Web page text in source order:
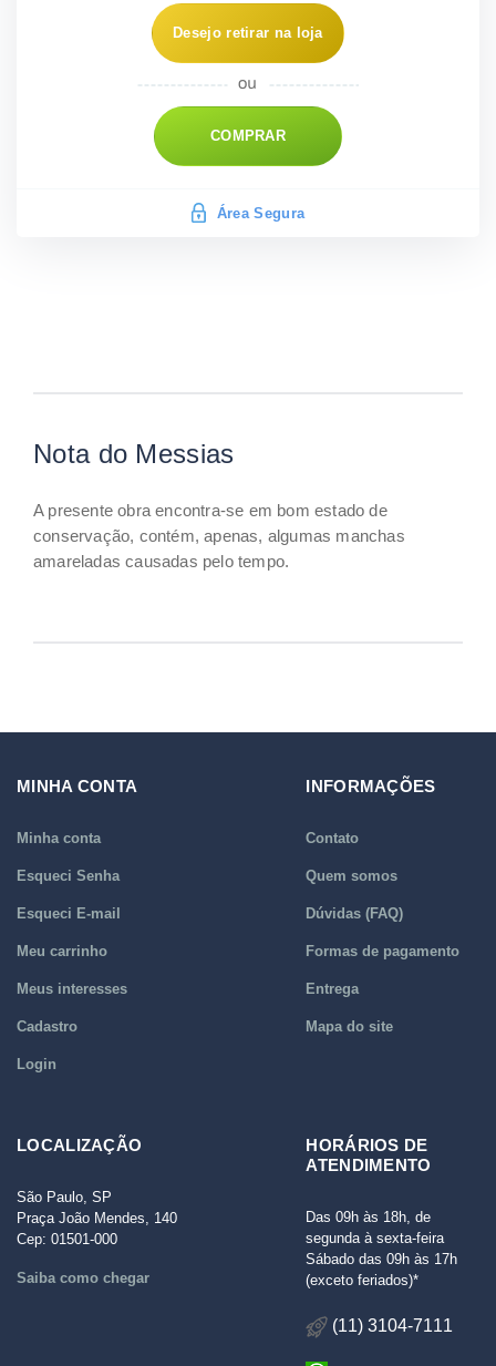
Desejo retirar na loja
COMPRAR
Área Segura
Nota do Messias
A presente obra encontra-se em bom estado de
conservação, contém, apenas, algumas manchas
amareladas causadas pelo tempo.
MINHA CONTA
Minha conta
Esqueci Senha
Esqueci E-mail
Meu carrinho
Meus interesses
Cadastro
Login
INFORMAÇÕES
Contato
Quem somos
Dúvidas (FAQ)
Formas de pagamento
Entrega
Mapa do site
LOCALIZAÇÃO
São Paulo, SP
Praça João Mendes, 140
Cep: 01501-000
Saiba como chegar
HORÁRIOS DE
ATENDIMENTO
Das 09h às 18h, de
segunda à sexta-feira
Sábado das 09h às 17h
(exceto feriados)*
(11) 3104-7111